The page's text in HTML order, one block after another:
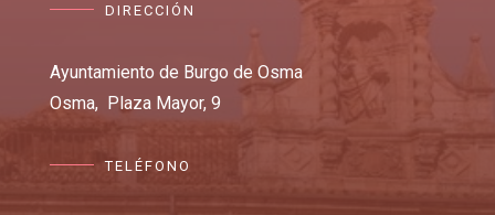
DIRECCIÓN
Ayuntamiento de Burgo de Osma
Osma, Plaza Mayor, 9
TELÉFONO